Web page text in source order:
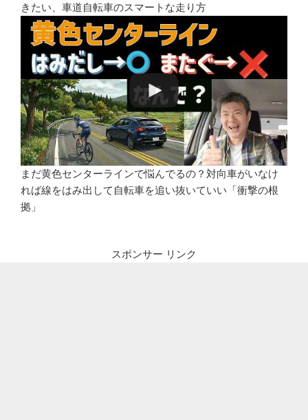
きたい、車道自転車のスマートな走り方
まだ黄色センターラインで悩んでるの？対向車がいなけ
れば線をはみ出して自転車を追い抜いていい「衝撃の根
拠」
スポンサー リンク